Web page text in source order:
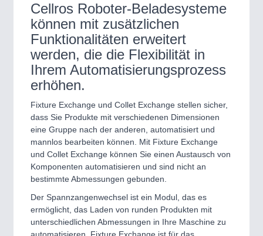
Cellros Roboter-Beladesysteme
können mit zusätzlichen
Funktionalitäten erweitert
werden, die die Flexibilität in
Ihrem Automatisierungsprozess
erhöhen.
Fixture Exchange und Collet Exchange stellen sicher,
dass Sie Produkte mit verschiedenen Dimensionen
eine Gruppe nach der anderen, automatisiert und
mannlos bearbeiten können. Mit Fixture Exchange
und Collet Exchange können Sie einen Austausch von
Komponenten automatisieren und sind nicht an
bestimmte Abmessungen gebunden.
Der Spannzangenwechsel ist ein Modul, das es
ermöglicht, das Laden von runden Produkten mit
unterschiedlichen Abmessungen in Ihre Maschine zu